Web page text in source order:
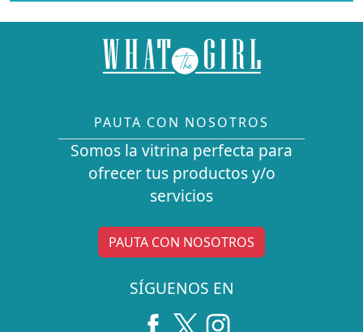
PAUTA CON NOSOTROS
Somos la vitrina perfecta para
ofrecer tus productos y/o
servicios
PAUTA CON NOSOTROS
SÍGUENOS EN